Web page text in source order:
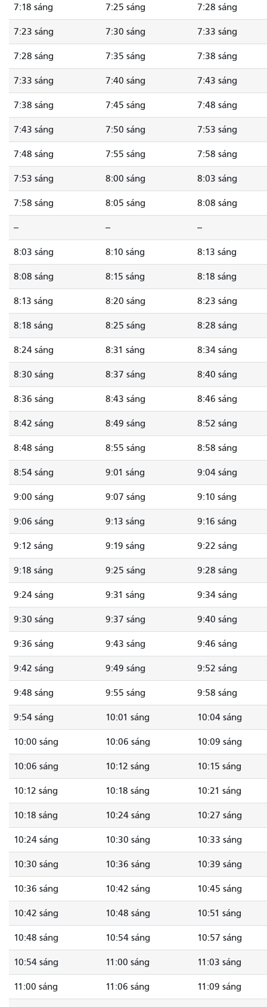
7:18 sáng 7:25 sáng 7:28 sáng
7:23 sáng 7:30 sáng 7:33 sáng
7:28 sáng 7:35 sáng 7:38 sáng
7:33 sáng 7:40 sáng 7:43 sáng
7:38 sáng 7:45 sáng 7:48 sáng
7:43 sáng 7:50 sáng 7:53 sáng
7:48 sáng 7:55 sáng 7:58 sáng
7:53 sáng 8:00 sáng 8:03 sáng
7:58 sáng 8:05 sáng 8:08 sáng
-- -- --
8:03 sáng 8:10 sáng 8:13 sáng
8:08 sáng 8:15 sáng 8:18 sáng
8:13 sáng 8:20 sáng 8:23 sáng
8:18 sáng 8:25 sáng 8:28 sáng
8:24 sáng 8:31 sáng 8:34 sáng
8:30 sáng 8:37 sáng 8:40 sáng
8:36 sáng 8:43 sáng 8:46 sáng
8:42 sáng 8:49 sáng 8:52 sáng
8:48 sáng 8:55 sáng 8:58 sáng
8:54 sáng 9:01 sáng 9:04 sáng
9:00 sáng 9:07 sáng 9:10 sáng
9:06 sáng 9:13 sáng 9:16 sáng
9:12 sáng 9:19 sáng 9:22 sáng
9:18 sáng 9:25 sáng 9:28 sáng
9:24 sáng 9:31 sáng 9:34 sáng
9:30 sáng 9:37 sáng 9:40 sáng
9:36 sáng 9:43 sáng 9:46 sáng
9:42 sáng 9:49 sáng 9:52 sáng
9:48 sáng 9:55 sáng 9:58 sáng
9:54 sáng 10:01 sáng 10:04 sáng
10:00 sáng 10:06 sáng 10:09 sáng
10:06 sáng 10:12 sáng 10:15 sáng
10:12 sáng 10:18 sáng 10:21 sáng
10:18 sáng 10:24 sáng 10:27 sáng
10:24 sáng 10:30 sáng 10:33 sáng
10:30 sáng 10:36 sáng 10:39 sáng
10:36 sáng 10:42 sáng 10:45 sáng
10:42 sáng 10:48 sáng 10:51 sáng
10:48 sáng 10:54 sáng 10:57 sáng
10:54 sáng 11:00 sáng 11:03 sáng
11:00 sáng 11:06 sáng 11:09 sáng